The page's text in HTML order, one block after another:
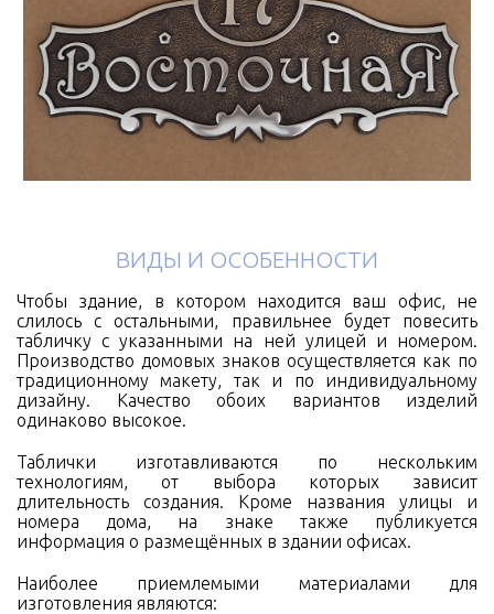
ВИДЫ И ОСОБЕННОСТИ
Чтобы здание, в котором находится ваш офис, не
слилось с остальными, правильнее будет повесить
табличку с указанными на ней улицей и номером.
Производство домовых знаков осуществляется как по
традиционному макету, так и по индивидуальному
дизайну. Качество обоих вариантов изделий
одинаково высокое.
Таблички изготавливаются по нескольким
технологиям, от выбора которых зависит
длительность создания. Кроме названия улицы и
номера дома, на знаке также публикуется
информация о размещённых в здании офисах.
Наиболее приемлемыми материалами для
изготовления являются: